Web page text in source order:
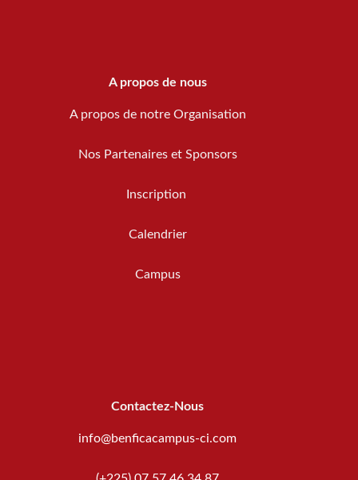
A propos de nous
A propos de notre Organisation
Nos Partenaires et Sponsors
Inscription
Calendrier
Campus
Contactez-Nous
info@benficacampus-ci.com